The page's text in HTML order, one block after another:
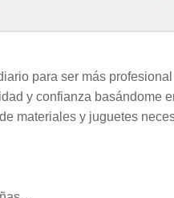
para ser más
y confianza basándome
materiales y juguetes